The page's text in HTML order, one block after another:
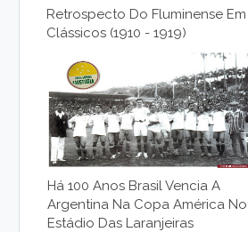
Retrospecto Do Fluminense Em
Clássicos (1910 - 1919)
Há 100 Anos Brasil Vencia A
Argentina Na Copa América No
Estádio Das Laranjeiras